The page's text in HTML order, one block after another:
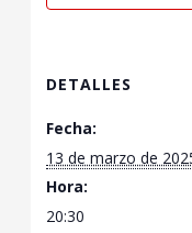
DETALLES
Fecha:
13 de marzo de
Hora:
20:30